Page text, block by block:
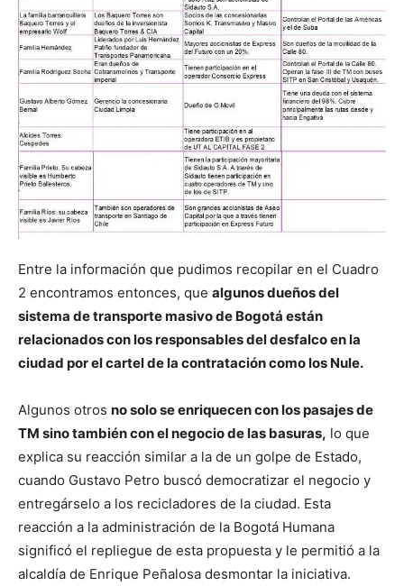
Entre la información que pudimos recopilar en el Cuadro
2 encontramos entonces, que algunos dueños del
sistema de transporte masivo de Bogotá están
relacionados con los responsables del desfalco en la
ciudad por el cartel de la contratación como los Nule.
Algunos otros no solo se enriquecen con los pasajes de
TM sino también con el negocio de las basuras, lo que
explica su reacción similar a la de un golpe de Estado,
cuando Gustavo Petro buscó democratizar el negocio y
entregárselo a los recicladores de la ciudad. Esta
reacción a la administración de la Bogotá Humana
significó el repliegue de esta propuesta y le permitió a la
alcaldía de Enrique Peñalosa desmontar la iniciativa.